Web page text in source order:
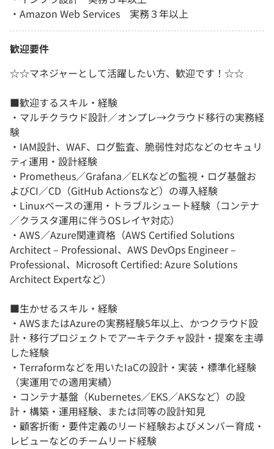
・Amazon Web Services 実務３年以上
歓迎要件
☆☆マネジャーとして活躍したい方、歓迎です！☆☆
■歓迎するスキル・経験
・マルチクラウド設計／オンプレ→クラウド移行の実務経
験
・IAM設計、WAF、ログ監査、脆弱性対応などのセキュリ
ティ運用・設計経験
・Prometheus／Grafana／ELKなどの監視・ログ基盤お
よびCI／CD（GitHub Actionsなど）の導入経験
・Linuxベースの運用・トラブルシュート経験（コンテナ
／クラスタ運用に伴うOSレイヤ対応）
・AWS／Azure関連資格（AWS Certified Solutions
Architect – Professional、AWS DevOps Engineer –
Professional、Microsoft Certified: Azure Solutions
Architect Expertなど）
■生かせるスキル・経験
・AWSまたはAzureの実務経験5年以上、かつクラウド設
計・移行プロジェクトでアーキテクチャ設計・提案を主導
した経験
・Terraformなどを用いたIaCの設計・実装・標準化経験
（実運用での適用実績）
・コンテナ基盤（Kubernetes／EKS／AKSなど）の設
計・構築・運用経験、または同等の設計知見
・顧客折衝・要件定義のリード経験およびメンバー育成・
レビューなどのチームリード経験